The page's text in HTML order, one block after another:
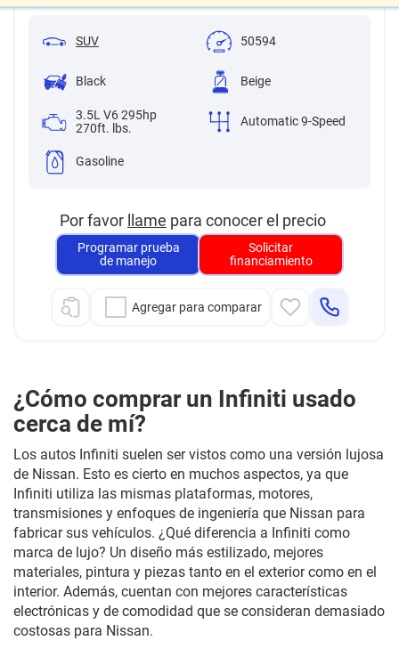
SUV 50594
Black Beige
3.5L V6 295hp
270ft. lbs.
Automatic 9-Speed
Gasoline
Por favor llame para conocer el precio
Programar prueba
de manejo
Solicitar
financiamiento
Agregar para comparar
¿Cómo comprar un Infiniti usado
cerca de mí?
Los autos Infiniti suelen ser vistos como una versión lujosa
de Nissan. Esto es cierto en muchos aspectos, ya que
Infiniti utiliza las mismas plataformas, motores,
transmisiones y enfoques de ingeniería que Nissan para
fabricar sus vehículos. ¿Qué diferencia a Infiniti como
marca de lujo? Un diseño más estilizado, mejores
materiales, pintura y piezas tanto en el exterior como en el
interior. Además, cuentan con mejores características
electrónicas y de comodidad que se consideran demasiado
costosas para Nissan.